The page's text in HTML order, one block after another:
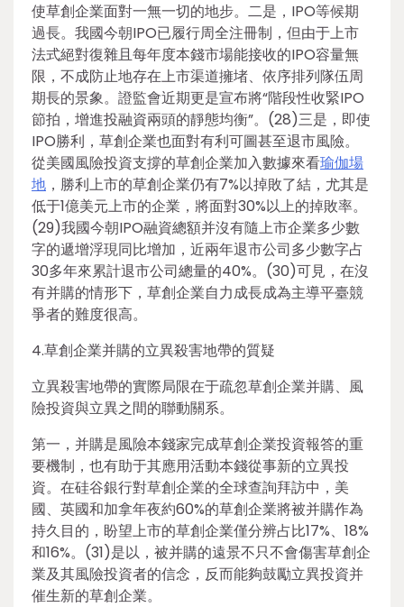
使草創企業面對一無一切的地步。二是，IPO等候期
過長。我國今朝IPO已履行周全注冊制，但由于上市
法式絕對復雜且每年度本錢市場能接收的IPO容量無
限，不成防止地存在上市渠道擁堵、依序排列隊伍周
期長的景象。證監會近期更是宣布將“階段性收緊IPO
節拍，增進投融資兩頭的靜態均衡”。(28)三是，即使
IPO勝利，草創企業也面對有利可圖甚至退市風險。
從美國風險投資支撐的草創企業加入數據來看瑜伽場
地 ，勝利上市的草創企業仍有7%以掉敗了結，尤其是
低于1億美元上市的企業，將面對30%以上的掉敗率。
(29)我國今朝IPO融資總額并沒有隨上市企業多少數
字的遞增浮現同比增加，近兩年退市公司多少數字占
30多年來累計退市公司總量的40%。(30)可見，在沒
有并購的情形下，草創企業自力成長成為主導平臺競
爭者的難度很高。
4.草創企業并購的立異殺害地帶的質疑
立異殺害地帶的實際局限在于疏忽草創企業并購、風
險投資與立異之間的聯動關系。
第一，并購是風險本錢家完成草創企業投資報答的重
要機制，也有助于其應用活動本錢從事新的立異投
資。在硅谷銀行對草創企業的全球查詢拜訪中，美
國、英國和加拿年夜約60%的草創企業將被并購作為
持久目的，盼望上市的草創企業僅分辨占比17%、18%
和16%。(31)是以，被并購的遠景不只不會傷害草創企
業及其風險投資者的信念，反而能夠鼓勵立異投資并
催生新的草創企業。